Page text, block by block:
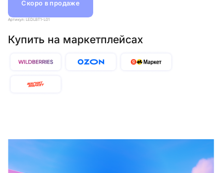
Скоро в продаже
Артикул: LEDLBT1-L01
Купить на маркетплейсах